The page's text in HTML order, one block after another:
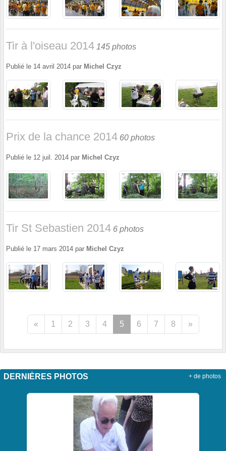
Tir à l'oiseau 2014 145 photos
Publié le 14 avril 2014 par Michel Czyz
Prix de la chance 2014 60 photos
Publié le 12 juil. 2014 par Michel Czyz
Tir St Sebastien 2014 6 photos
Publié le 17 mars 2014 par Michel Czyz
« 1 2 3 4 5 6 7 8 »
DERNIÈRES PHOTOS + de photos